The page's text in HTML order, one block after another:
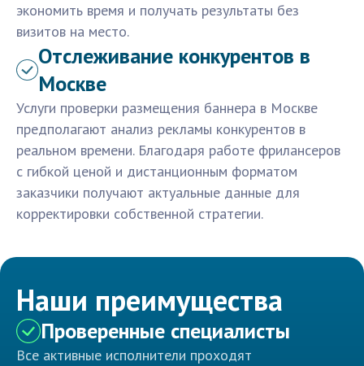
экономить время и получать результаты без
визитов на место.
Отслеживание конкурентов в
Москве
Услуги проверки размещения баннера в Москве
предполагают анализ рекламы конкурентов в
реальном времени. Благодаря работе фрилансеров
с гибкой ценой и дистанционным форматом
заказчики получают актуальные данные для
корректировки собственной стратегии.
Наши преимущества
Проверенные специалисты
Все активные исполнители проходят